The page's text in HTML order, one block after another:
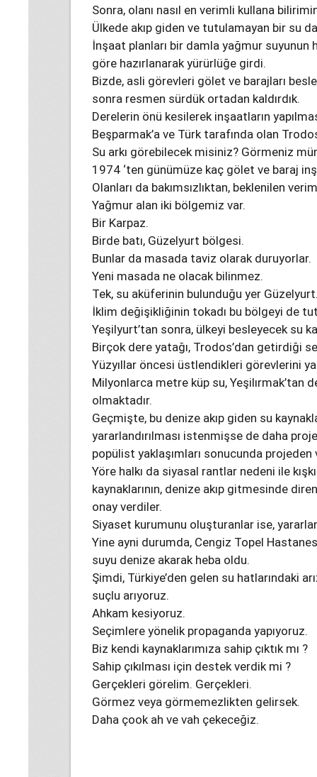
Sonra, olanı nasıl en verimli kullana
Ülkede akıp giden ve tutulamayan bir su
İnşaat planları bir damla yağmur
göre hazırlanarak yürürlüğe girdi.
Bizde, asli görevleri gölet ve barajları
sonra resmen sürdük ortadan kaldırdık.
Derelerin önü kesilerek inşaatların
Beşparmak’a ve Türk tarafında olan
Su arkı görebilecek misiniz? Görmeniz
1974 ‘ten günümüze kaç gölet ve baraj
Olanları da bakımsızlıktan, beklenilen
Yağmur alan iki bölgemiz var.
Bir Karpaz.
Birde batı, Güzelyurt bölgesi.
Bunlar da masada taviz olarak duruyorlar.
Yeni masada ne olacak bilinmez.
Tek, su aküferinin bulunduğu yer
İklim değişikliğinin tokadı bu bölgeyi de
Yeşilyurt’tan sonra, ülkeyi besleyecek su
Birçok dere yatağı, Trodos’dan getirdiği
Yüzyıllar öncesi üstlendikleri görevlerini
Milyonlarca metre küp su, Yeşilırmak’tan
olmaktadır.
Geçmişte, bu denize akıp giden su
yararlandırılması istenmişse de daha
popülist yaklaşımları sonucunda projeden
Yöre halkı da siyasal rantlar nedeni ile
kaynaklarının, denize akıp gitmesinde
onay verdiler.
Siyaset kurumunu oluşturanlar ise,
Yine ayni durumda, Cengiz Topel
suyu denize akarak heba oldu.
Şimdi, Türkiye’den gelen su hatlarındaki
suçlu arıyoruz.
Ahkam kesiyoruz.
Seçimlere yönelik propaganda yapıyoruz.
Biz kendi kaynaklarımıza sahip çıktık mı ?
Sahip çıkılması için destek verdik mi ?
Gerçekleri görelim. Gerçekleri.
Görmez veya görmemezlikten gelirsek.
Daha çook ah ve vah çekeceğiz.